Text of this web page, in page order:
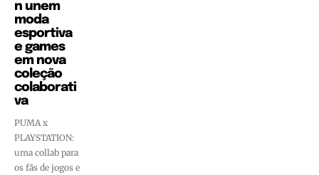
n unem
moda
esportiva
e games
em nova
coleção
colaborati
va
PUMA x
PLAYSTATION:
uma collab para
os fãs de jogos e